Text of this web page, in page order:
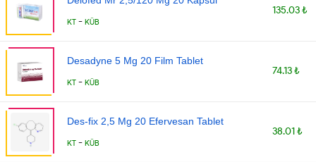
KT - KÜB
135.03 ₺
Desadyne 5 Mg 20 Film Tablet
KT - KÜB
74.13 ₺
Des-fix 2,5 Mg 20 Efervesan Tablet
KT - KÜB
38.01 ₺